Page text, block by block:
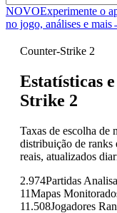
NOVOExperimente o
no jogo, análises e mais
Counter-Strike 2
Estatísticas
Strike 2
Taxas de escolha de
distribuição de
reais, atualizados
2.974Partidas
11Mapas
11.508Jogadores